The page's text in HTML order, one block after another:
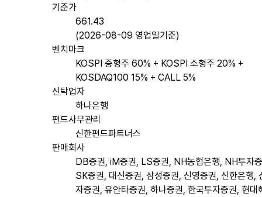
기준가
661.43
(2026-08-09 영업일기준)
벤치마크
KOSPI 중형주 60% + KOSPI 소형주 20% +
KOSDAQ100 15% + CALL 5%
신탁업자
하나은행
펀드사무관리
신한펀드파트너스
판매회사
DB증권, iM증권, LS증권, NH농협은행, NH투자
SK증권, 대신증권, 삼성증권, 신영증권, 신한은행,
자증권, 유안타증권, 하나증권, 한국투자증권, 현대